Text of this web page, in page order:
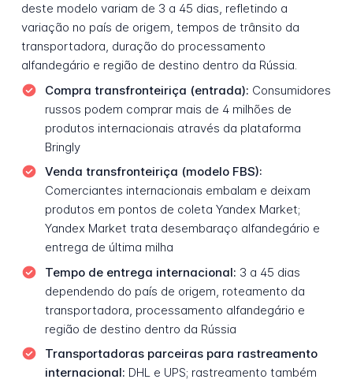
deste modelo variam de 3 a 45 dias, refletindo a
variação no país de origem, tempos de trânsito da
transportadora, duração do processamento
alfandegário e região de destino dentro da Rússia.
Compra transfronteiriça (entrada): Consumidores
russos podem comprar mais de 4 milhões de
produtos internacionais através da plataforma
Bringly
Venda transfronteiriça (modelo FBS):
Comerciantes internacionais embalam e deixam
produtos em pontos de coleta Yandex Market;
Yandex Market trata desembaraço alfandegário e
entrega de última milha
Tempo de entrega internacional: 3 a 45 dias
dependendo do país de origem, roteamento da
transportadora, processamento alfandegário e
região de destino dentro da Rússia
Transportadoras parceiras para rastreamento
internacional: DHL e UPS; rastreamento também